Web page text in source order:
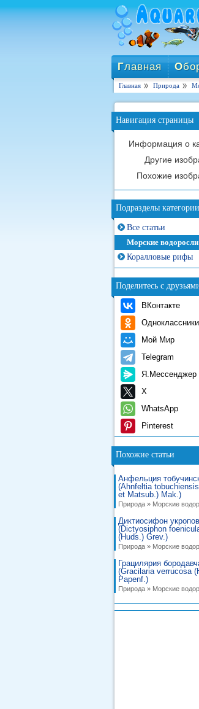
Главная О
Главная Природа
Навигация страницы
Информация о
Другие
Похожие
Подразделы категории
Все статьи
Морские водоросли
Коралловые рифы
Поделитесь с
ВКонтакте
Одноклассники
Мой Мир
Telegram
Я.Мессенджер
X
WhatsApp
Pinterest
Похожие статьи
Анфельция
(Ahnfeltia
et Matsub.) Mak.)
Природа » Морские
Диктиосифон
(Dictyosiphon
(Huds.) Grev.)
Природа » Морские
Грацилярия
(Gracilaria verrucosa
Papenf.)
Природа » Морские